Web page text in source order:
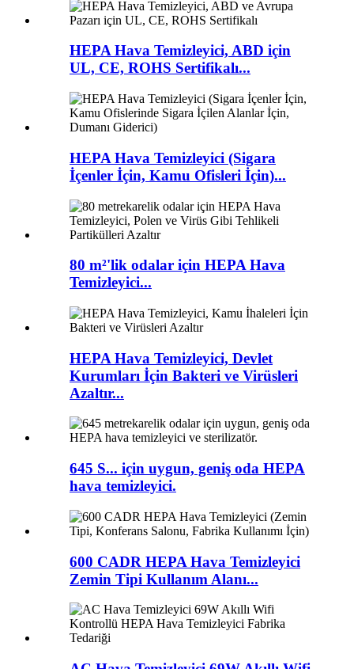
HEPA Hava Temizleyici, ABD için
UL, CE, ROHS Sertifikalı...
HEPA Hava Temizleyici (Sigara
İçenler İçin, Kamu Ofisleri İçin)...
80 m²'lik odalar için HEPA Hava
Temizleyici...
HEPA Hava Temizleyici, Devlet
Kurumları İçin Bakteri ve Virüsleri
Azaltır...
645 S... için uygun, geniş oda HEPA
hava temizleyici.
600 CADR HEPA Hava Temizleyici
Zemin Tipi Kullanım Alanı...